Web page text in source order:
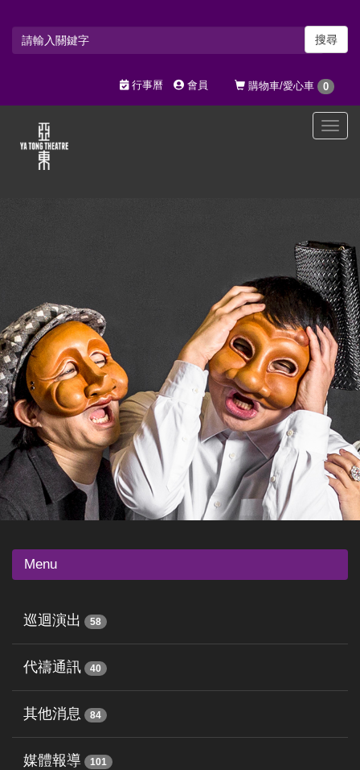
搜尋
購物車/愛心車 0
行事曆 會員
選
Menu
巡迴演出 58
代禱通訊 40
其他消息 84
媒體報導 101